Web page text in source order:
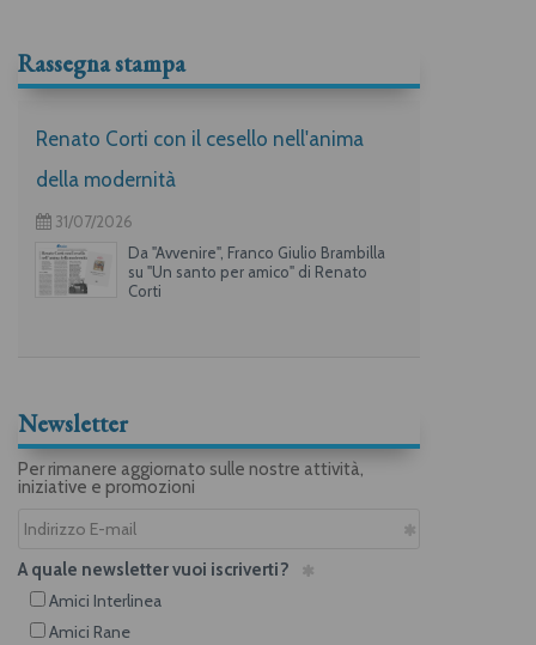
Rassegna stampa
Renato Corti con il cesello nell'anima
della modernità
31/07/2026
Da "Avvenire", Franco Giulio Brambilla
su "Un santo per amico" di Renato
Corti
Newsletter
Per rimanere aggiornato sulle nostre attività,
iniziative e promozioni
A quale newsletter vuoi iscriverti?
Amici Interlinea
Amici Rane